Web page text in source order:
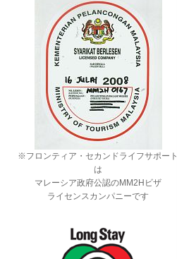
※フロンティア・セカンドライフサポート
は
マレーシア政府公認のMM2Hビザ
ライセンスカンパニーです